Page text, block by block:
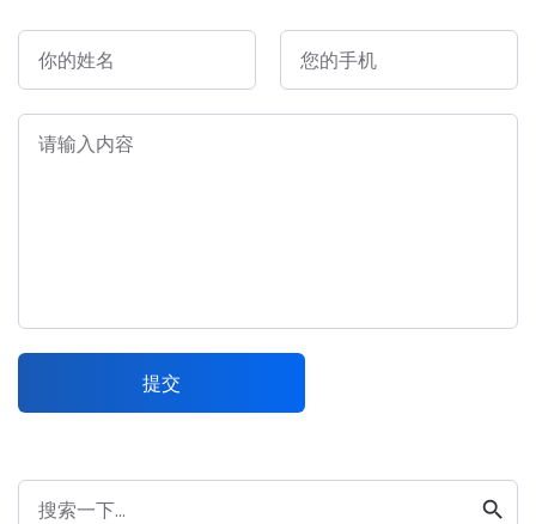
你的姓名 您的手机
请输入内容
提交
搜索一下... search